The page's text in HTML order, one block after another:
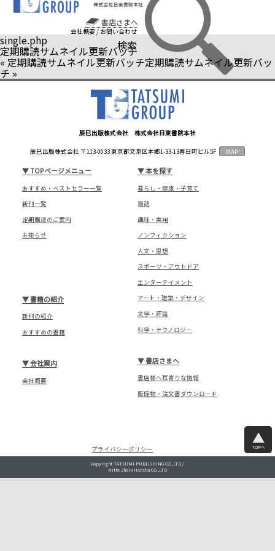
書店さまへ
会社概要 / お問い合わせ
検索
single.php
定期購読サムネイル更新バッチ
« 定期購読サムネイル更新バッチ定期購読サムネイル更新バッ
チ »
辰巳出版株式会社 株式会社日東書院本社
辰巳出版株式会社 〒113-0033 東京都文京区本郷1-33-13春日町ビル5F MAP
▼TOPページメニュー
おすすめ・ベストセラー一覧
新刊一覧
定期購読のご案内
お知らせ
▼本を探す
暮らし・健康・子育て
雑誌
趣味・実用
ノンフィクション
人文・思想
スポーツ・アウトドア
エンターテイメント
アート・建築・デザイン
文学・評論
科学・テクノロジー
▼書籍の紹介
新刊の紹介
おすすめの書籍
▼書店さまへ
書店様へ耳寄りな情報
販促物・注文書ダウンロード
▼会社案内
会社概要
プライバシーポリシー TOPへ
Copyright TATSUMI PUBLISHING CO.,LTD./
Nitto Shoin Honsha CO.,LTD